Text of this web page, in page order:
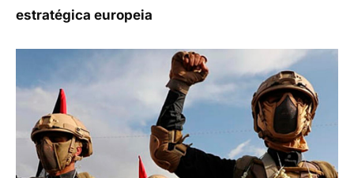
estratégica europeia